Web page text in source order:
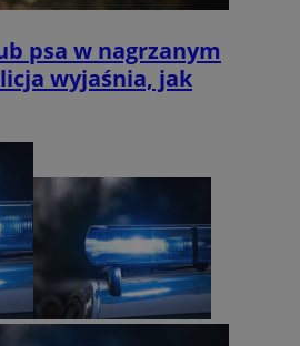
psa w nagrzanym
wyjaśnia, jak